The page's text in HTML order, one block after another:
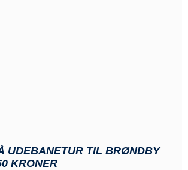
UDEBANETUR TIL BRØNDBY
KRONER